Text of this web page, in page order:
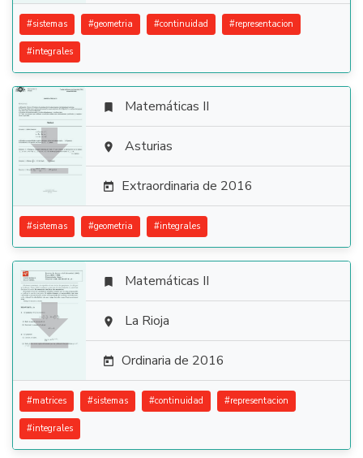
#sistemas #geometria #continuidad #representacion
#integrales

 Matemáticas II
 Asturias
 Extraordinaria de 2016
#sistemas #geometria #integrales

 Matemáticas II
 La Rioja
 Ordinaria de 2016
#matrices #sistemas #continuidad #representacion
#integrales